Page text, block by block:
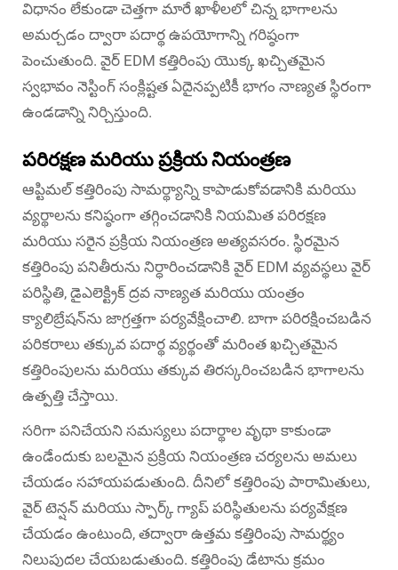
విధానం లేకుండా చెత్తగా మారే ఖాళీలలో చిన్న భాగాలను
అమర్చడం ద్వారా పదార్థ ఉపయోగాన్ని గరిష్ఠంగా
పెంచుతుంది. వైర్ EDM కత్తిరింపు యొక్క ఖచ్చితమైన
స్వభావం నెస్టింగ్ సంక్లిష్టత ఏదైనప్పటికీ భాగం నాణ్యత స్థిరంగా
ఉండడాన్ని నిర్చిస్తుంది.
పరిరక్షణ మరియు ప్రక్రియ నియంత్రణ
ఆప్టిమల్ కత్తిరింపు సామర్థ్యాన్ని కాపాడుకోవడానికి మరియు
వ్యర్థాలను కనిష్ఠంగా తగ్గించడానికి నియమిత పరిరక్షణ
మరియు సరైన ప్రక్రియ నియంత్రణ అత్యవసరం. స్థిరమైన
కత్తిరింపు పనితీరును నిర్ధారించడానికి వైర్ EDM వ్యవస్థలు వైర్
పరిస్థితి, డైఎలెక్ట్రిక్ ద్రవ నాణ్యత మరియు యంత్రం
క్యాలిబ్రేషన్‌ను జాగ్రత్తగా పర్యవేక్షించాలి. బాగా పరిరక్షించబడిన
పరికరాలు తక్కువ పదార్థ వ్యర్థంతో మరింత ఖచ్చితమైన
కత్తిరింపులను మరియు తక్కువ తిరస్కరించబడిన భాగాలను
ఉత్పత్తి చేస్తాయి.
సరిగా పనిచేయని సమస్యలు పదార్థాల వృథా కాకుండా
ఉండేందుకు బలమైన ప్రక్రియ నియంత్రణ చర్యలను అమలు
చేయడం సహాయపడుతుంది. దీనిలో కత్తిరింపు పారామితులు,
వైర్ టెన్షన్ మరియు స్పార్క్ గ్యాప్ పరిస్థితులను పర్యవేక్షణ
చేయడం ఉంటుంది, తద్వారా ఉత్తమ కత్తిరింపు సామర్థ్యం
నిలుపుదల చేయబడుతుంది. కత్తిరింపు డేటాను క్రమం